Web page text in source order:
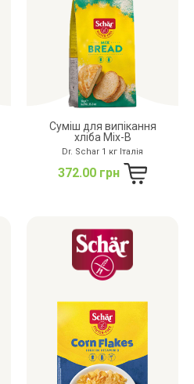
Суміш для випікання
хліба Mix-B
Dr. Schar 1 кг Італія
372.00 грн